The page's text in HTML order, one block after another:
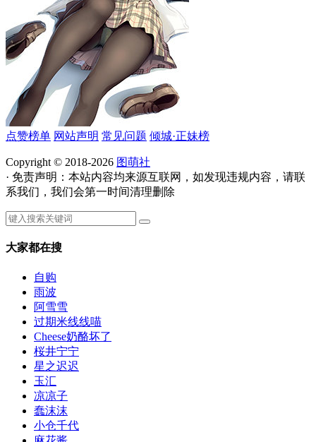
点赞榜单 网站声明 常见问题 倾城·正妹榜
Copyright © 2018-2026 图萌社
· 免责声明：本站内容均来源互联网，如发现违规内容，请联
系我们，我们会第一时间清理删除
大家都在搜
自购
雨波
阿雪雪
过期米线线喵
Cheese奶酪坏了
桜井宁宁
星之迟迟
玉汇
凉凉子
蠢沫沫
小仓千代